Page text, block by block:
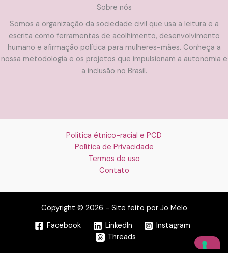
Sobre nós
Somos a organização da sociedade civil que usa a leitura e a
escrita como ferramentas de acolhimento, desenvolvimento
humano e afirmação política para mulheres-mães. Conheça a
nossa metodologia e os projetos que impulsionam a autonomia e
a inclusão no Brasil.
Política étnico-racial e PCD
Política de Privacidade
Termos de uso
Contato
Copyright © 2026 - Site feito por Jo Melo
Facebook
LinkedIn
Instagram
Threads